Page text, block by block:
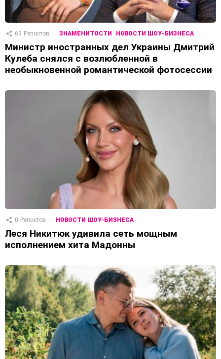
63 Репостов ЗНАМЕНИТОСТИ НОВОСТИ ШОУ-БИЗНЕСА
Министр иностранных дел Украины Дмитрий
Кулеба снялся с возлюбленной в
необыкновенной романтической фотосессии
0 Репостов НОВОСТИ ШОУ-БИЗНЕСА
Леся Никитюк удивила сеть мощным
исполнением хита Мадонны